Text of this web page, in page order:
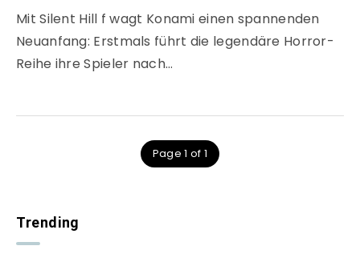
Mit Silent Hill f wagt Konami einen spannenden
Neuanfang: Erstmals führt die legendäre Horror-
Reihe ihre Spieler nach…
Page 1 of 1
Trending